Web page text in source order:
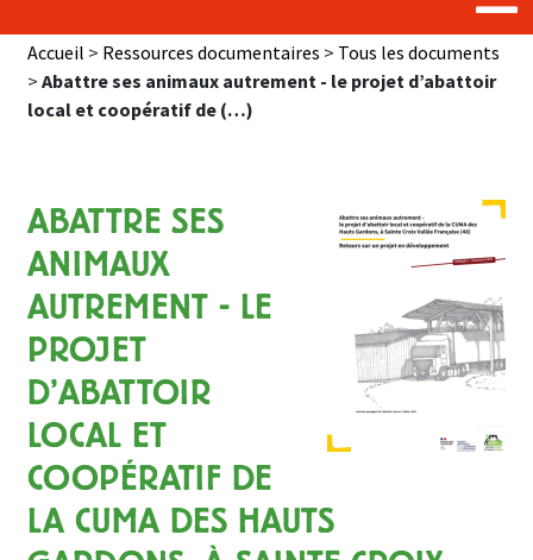
Accueil > Ressources documentaires > Tous les documents
>Abattre ses animaux autrement - le projet d’abattoir
local et coopératif de (…)
ABATTRE SES
ANIMAUX
AUTREMENT - LE
PROJET
D’ABATTOIR
LOCAL ET
COOPÉRATIF DE
LA CUMA DES HAUTS